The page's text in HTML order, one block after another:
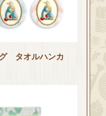
タオルハンカ